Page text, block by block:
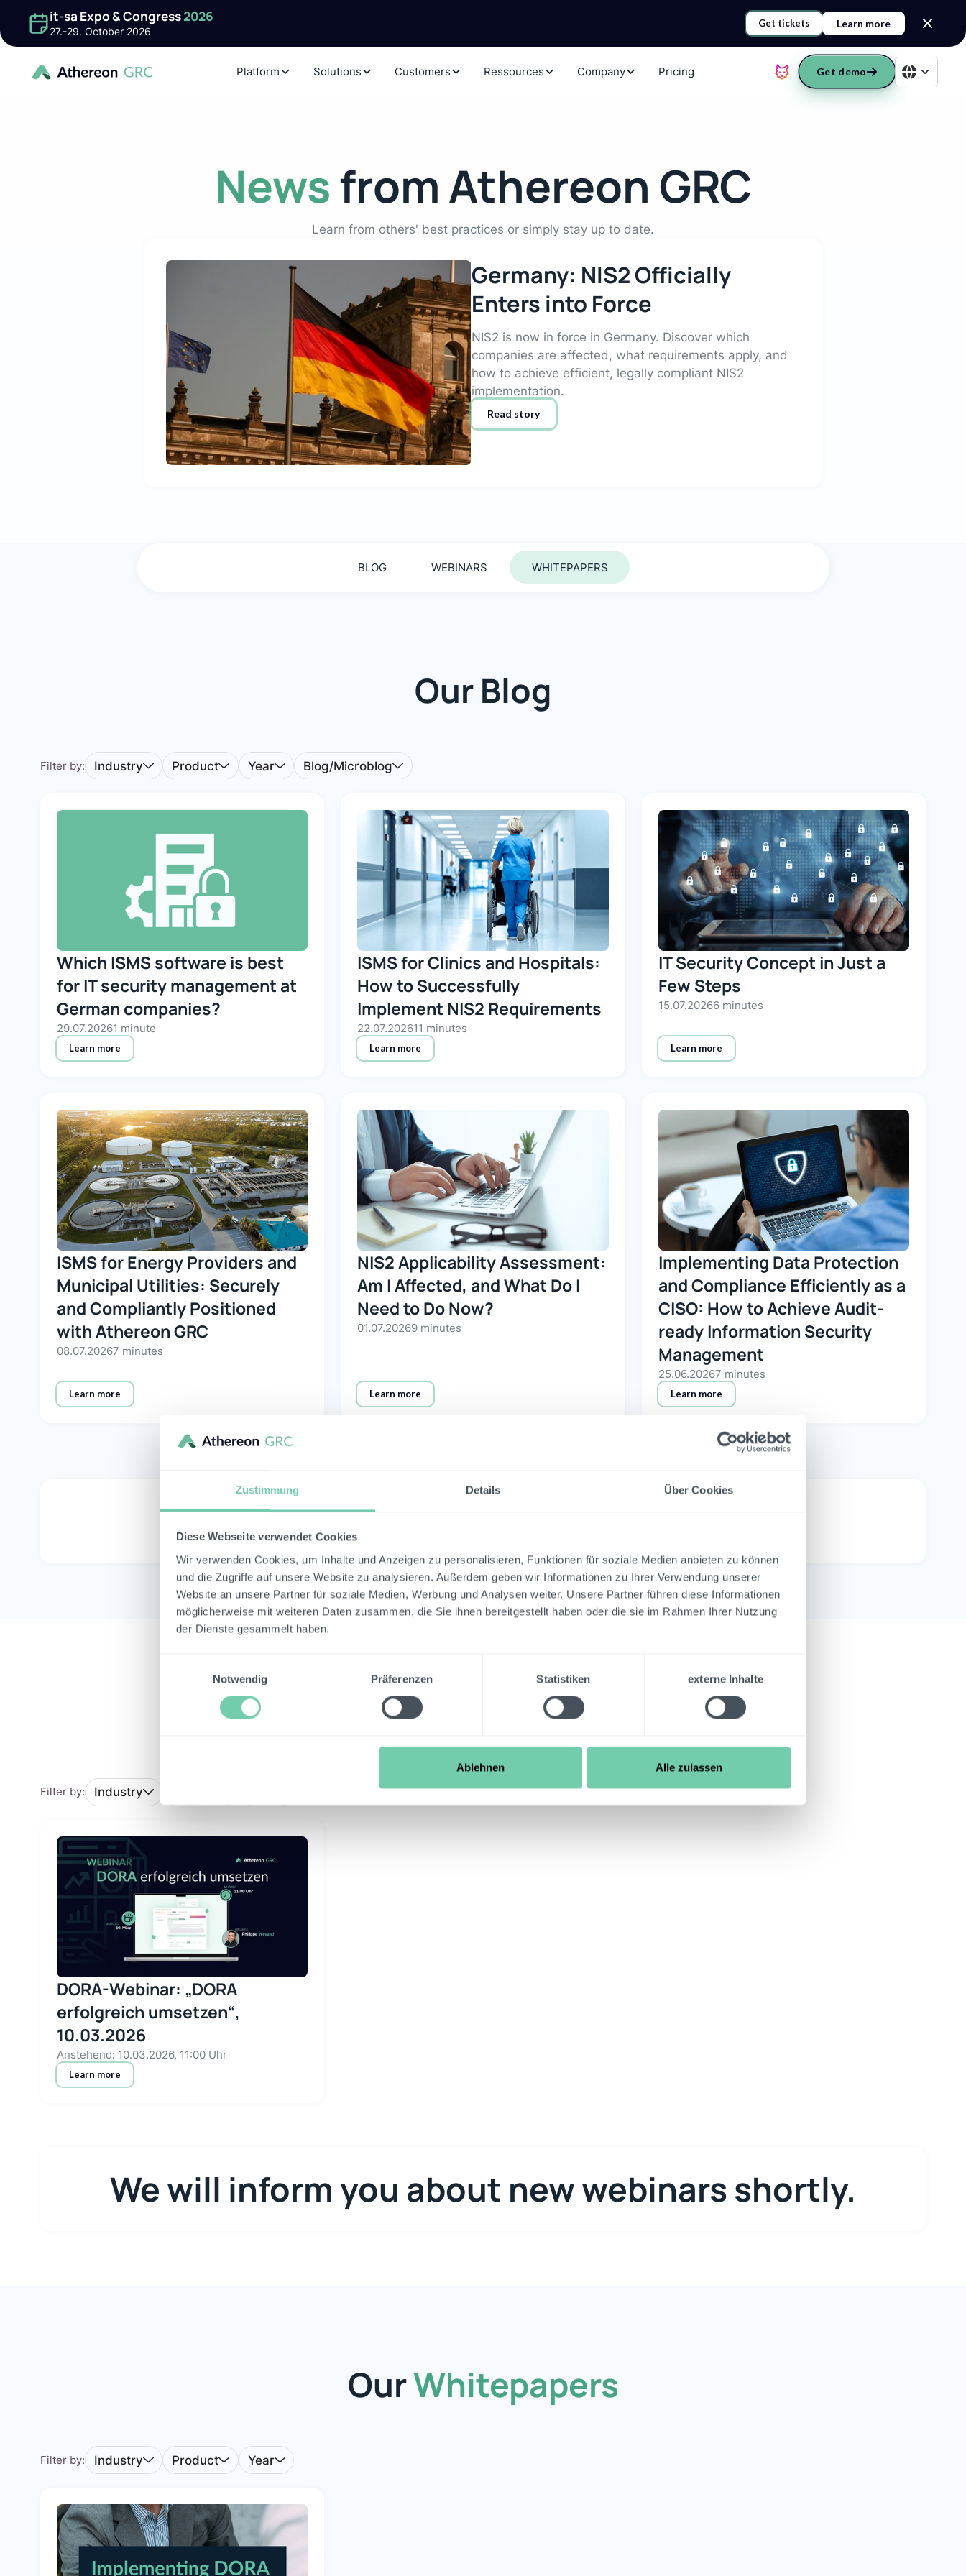
Zustimmung Details Über Cookies
Diese Webseite verwendet Cookies
Wir verwenden Cookies, um Inhalte und Anzeigen zu personalisieren, Funktionen für soziale Medien anbieten zu können
und die Zugriffe auf unsere Website zu analysieren. Außerdem geben wir Informationen zu Ihrer Verwendung unserer
Website an unsere Partner für soziale Medien, Werbung und Analysen weiter. Unsere Partner führen diese Informationen
möglicherweise mit weiteren Daten zusammen, die Sie ihnen bereitgestellt haben oder die sie im Rahmen Ihrer Nutzung
der Dienste gesammelt haben.
Notwendig
Präferenzen Statistiken externe Inhalte
Ablehnen Alle zulassen
it-sa Expo & Congress2026
27.-29. October 2026
Get tickets Learn more
Platform Solutions Customers Ressources Company Pricing Get demo
Newsfrom Athereon GRC
Learn from others' best practices or simply stay up to date.
Germany: NIS2 Officially
Enters into Force
NIS2 is now in force in Germany. Discover which
companies are affected, what requirements apply, and
how to achieve efficient, legally compliant NIS2
implementation.
Read story
BLOG WEBINARS WHITEPAPERS
Our Blog
Filter by: Industry Product Year Blog/Microblog
Which ISMS software is best
for IT security management at
German companies?
29.07.20261 minute
Learn more
ISMS for Clinics and Hospitals:
How to Successfully
Implement NIS2 Requirements
22.07.202611 minutes
Learn more
IT Security Concept in Just a
Few Steps
15.07.20266 minutes
Learn more
ISMS for Energy Providers and
Municipal Utilities: Securely
and Compliantly Positioned
with Athereon GRC
08.07.20267 minutes
Learn more
NIS2 Applicability Assessment:
Am I Affected, and What Do I
Need to Do Now?
01.07.20269 minutes
Learn more
Implementing Data Protection
and Compliance Efficiently as a
CISO: How to Achieve Audit-
ready Information Security
Management
25.06.20267 minutes
Learn more
Our Webinars
Filter by: Industry
DORA-Webinar: „DORA
erfolgreich umsetzen“,
10.03.2026
Anstehend: 10.03.2026, 11:00 Uhr
Learn more
We will inform you about new webinars shortly.
OurWhitepapers
Filter by: Industry Product Year